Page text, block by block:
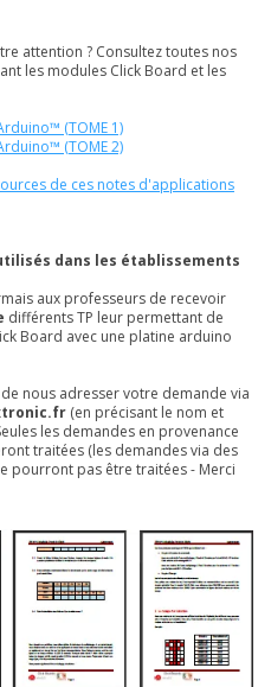
attention ? Consultez toutes nos
les modules Click Board et les
(TOME 1)
(TOME 2)
de ces notes d'applications
dans les établissements
aux professeurs de recevoir
différents TP leur permettant de
Board avec une platine arduino
nous adresser votre demande via
(en précisant le nom et
les demandes en provenance
traitées (les demandes via des
pourront pas être traitées - Merci